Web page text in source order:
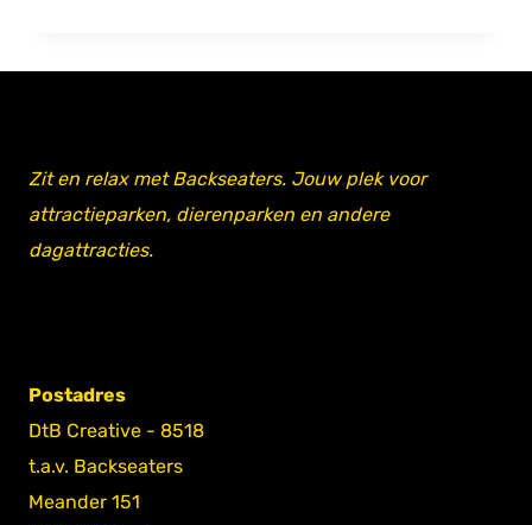
Zit en relax met Backseaters. Jouw plek voor
attractieparken, dierenparken en andere
dagattracties.
Postadres
DtB Creative - 8518
t.a.v. Backseaters
Meander 151